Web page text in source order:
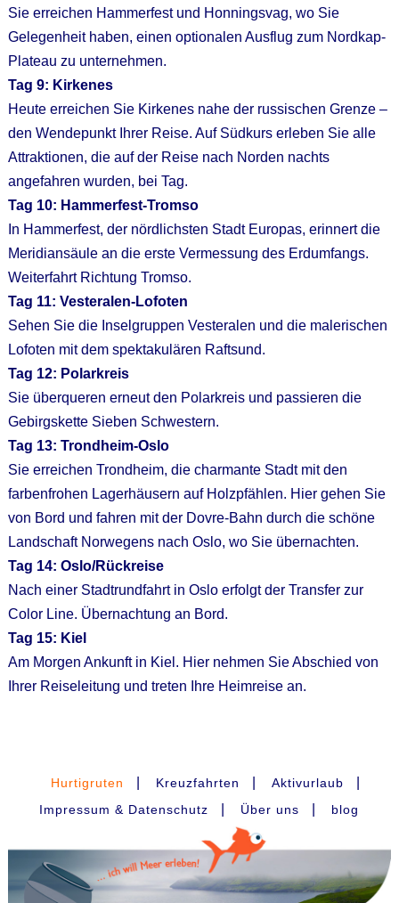
Sie erreichen Hammerfest und Honningsvag, wo Sie
Gelegenheit haben, einen optionalen Ausflug zum Nordkap-
Plateau zu unternehmen.
Tag 9: Kirkenes
Heute erreichen Sie Kirkenes nahe der russischen Grenze –
den Wendepunkt Ihrer Reise. Auf Südkurs erleben Sie alle
Attraktionen, die auf der Reise nach Norden nachts
angefahren wurden, bei Tag.
Tag 10: Hammerfest-Tromso
In Hammerfest, der nördlichsten Stadt Europas, erinnert die
Meridiansäule an die erste Vermessung des Erdumfangs.
Weiterfahrt Richtung Tromso.
Tag 11: Vesteralen-Lofoten
Sehen Sie die Inselgruppen Vesteralen und die malerischen
Lofoten mit dem spektakulären Raftsund.
Tag 12: Polarkreis
Sie überqueren erneut den Polarkreis und passieren die
Gebirgskette Sieben Schwestern.
Tag 13: Trondheim-Oslo
Sie erreichen Trondheim, die charmante Stadt mit den
farbenfrohen Lagerhäusern auf Holzpfählen. Hier gehen Sie
von Bord und fahren mit der Dovre-Bahn durch die schöne
Landschaft Norwegens nach Oslo, wo Sie übernachten.
Tag 14: Oslo/Rückreise
Nach einer Stadtrundfahrt in Oslo erfolgt der Transfer zur
Color Line. Übernachtung an Bord.
Tag 15: Kiel
Am Morgen Ankunft in Kiel. Hier nehmen Sie Abschied von
Ihrer Reiseleitung und treten Ihre Heimreise an.
Hurtigruten Kreuzfahrten Aktivurlaub
Impressum & Datenschutz Über uns blog